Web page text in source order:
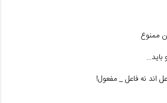
ممنوع
اند نه فاعل _ مفعول!